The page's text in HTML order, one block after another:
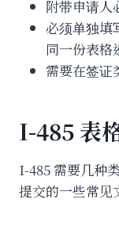
附带申请人
必须单独填
同一份表格
需要在签证
I-485 表
I-485 需要几种
提交的一些常见